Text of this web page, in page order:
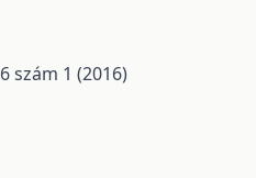
szám 1 (2016)